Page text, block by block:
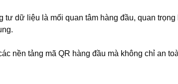
tư dữ liệu là mối quan tâm hàng đầu, quan
nền tảng mã QR hàng đầu mà không chỉ an